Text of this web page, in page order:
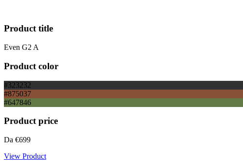
Product title
Even G2 A
Product color
#323232
#875037
#647846
Product price
Da €699
View Product